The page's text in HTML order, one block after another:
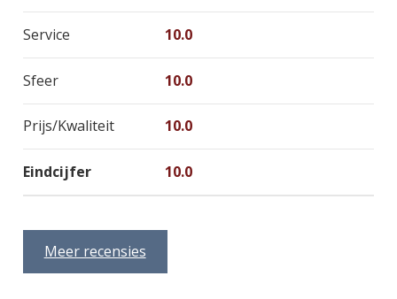
Service 10.0
Sfeer 10.0
Prijs/Kwaliteit 10.0
Eindcijfer 10.0
Meer recensies